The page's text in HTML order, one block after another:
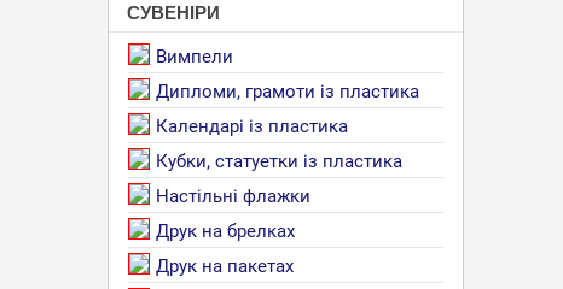
СУВЕНІРИ
Вимпели
Дипломи, грамоти із пластика
Календарі із пластика
Кубки, статуетки із пластика
Настільні флажки
Друк на брелках
Друк на пакетах